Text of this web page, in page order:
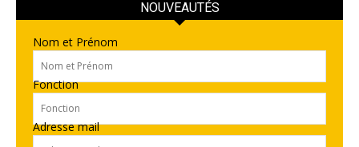
NOUVEAUTÉS
Nom et Prénom
Fonction
Adresse mail